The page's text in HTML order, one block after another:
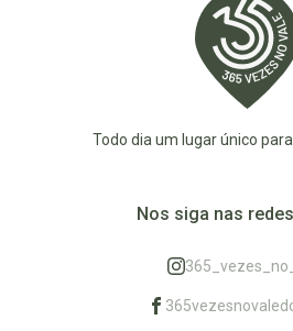
Todo dia um lugar único
Nos siga nas